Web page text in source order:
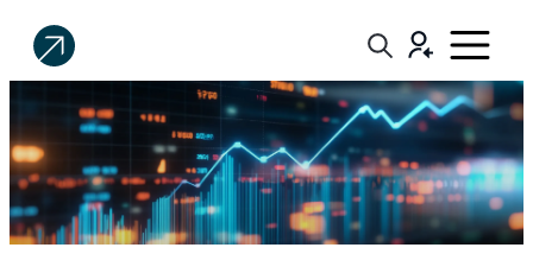
Sijoittaja.fi
Tee
sijoituspäätöksiä